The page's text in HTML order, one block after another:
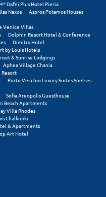
4* Dafni Plus Hotel Pieria
Naxos
Aspros Potamos Houses
Venice Villas
Dolphin Resort Hotel & Conference
Dimitra Hotel
by Louis Hotels
& Sunrise Lodgings
Aphea Village Chania
Resort
Porto Vecchio Luxury Suites Spetses
Sofia Areopolis Guesthouse
Beach Apartments
Villa Rhodes
Chalkidiki
& Apartments
Art Hotel